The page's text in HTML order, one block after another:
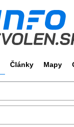
Články Mapy